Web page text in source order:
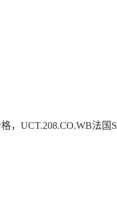
，UCT.208.CO.WB法国S